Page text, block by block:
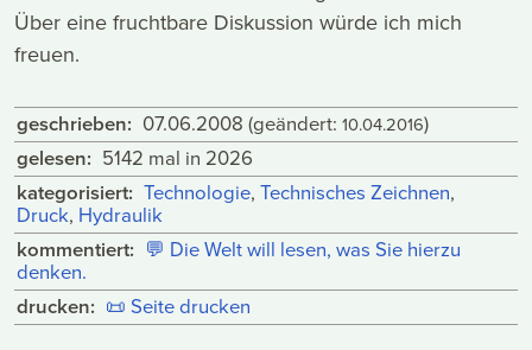
Über eine fruchtbare Diskussion würde ich mich
freuen.
geschrieben: 07.06.2008 (geändert: 10.04.2016)
gelesen: 5142 mal in 2026
kategorisiert: Technologie, Technisches Zeichnen,
Druck, Hydraulik
kommentiert: 💬 Die Welt will lesen, was Sie hierzu
denken.
drucken: 📜 Seite drucken